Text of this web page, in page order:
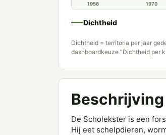
1958 1970
Dichtheid
Dichtheid = territoria per jaar
dashboardkeuze “Dichtheid per
Beschrijving
De Scholekster is een
Hij eet schelpdieren,